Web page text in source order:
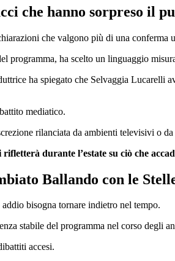
che hanno sorpreso il
che valgono più di una conferma
programma, ha scelto un linguaggio
ha spiegato che Selvaggia Lucarelli
mediatico.
rilanciata da ambienti televisivi o
durante l’estate su ciò che
Ballando con le
bisogna tornare indietro nel tempo.
stabile del programma nel corso degli
accesi.